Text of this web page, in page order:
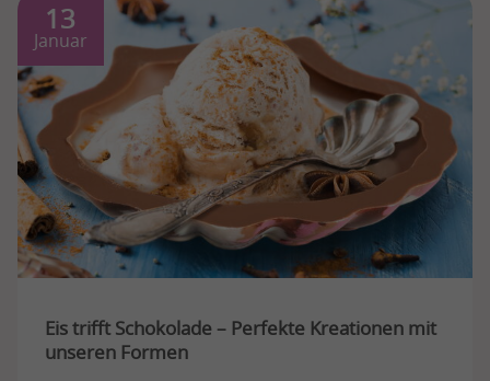
13
Januar
Eis trifft Schokolade – Perfekte Kreationen mit
unseren Formen